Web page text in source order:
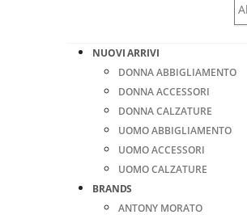
NUOVI ARRIVI
DONNA ABBIGLIAMENTO
DONNA ACCESSORI
DONNA CALZATURE
UOMO ABBIGLIAMENTO
UOMO ACCESSORI
UOMO CALZATURE
BRANDS
ANTONY MORATO